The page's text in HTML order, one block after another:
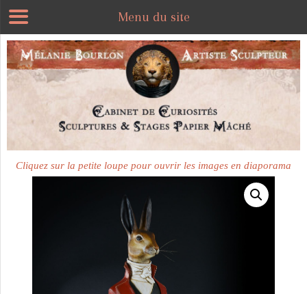
Plus disponible
Cliquez sur la petite loupe pour ouvrir les images en diaporama
Menu du site